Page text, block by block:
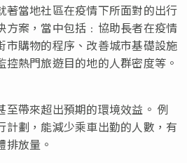
著當地社區在疫情下所面對的出行
方案，當中包括 ﹕ 協助長者在疫情
市購物的程序、改善城市基礎設施
熱門旅遊目的地的人群密度等。
至帶來超出預期的環境效益。 例
計劃，能減少乘車出勤的人數，有
排放量。